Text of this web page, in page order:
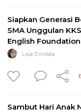
Siapkan Generasi
SMA Unggulan
English
Lisa Emilda
Sambut Hari Anak